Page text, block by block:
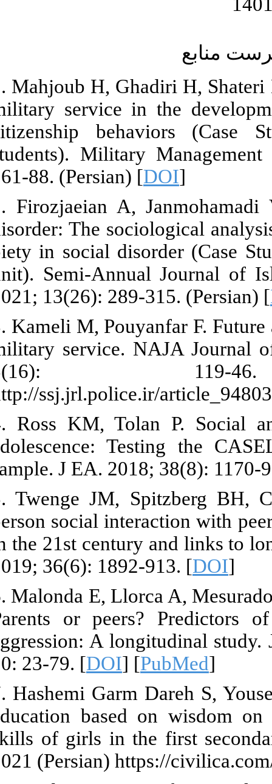
1. Mahjoub
military
citizenship
students).
161-88.
2.
disorder:
piety in
unit). Semi-
2021; 13(26):
3. Kameli M,
military
http://
4. Ross
sample. J
5. Twenge
person social
in the 21st
2019; 36(6):
6. Malonda
Parents or
aggression:
10: 23-79. [
7. Hashemi
education
skills of girls
2021